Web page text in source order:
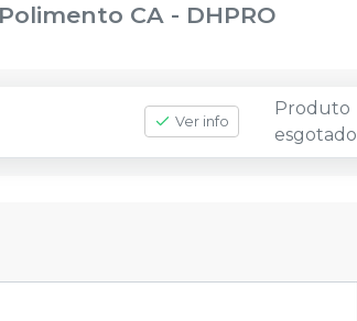
CA - DHPRO
Ver info
Produto
esgotado